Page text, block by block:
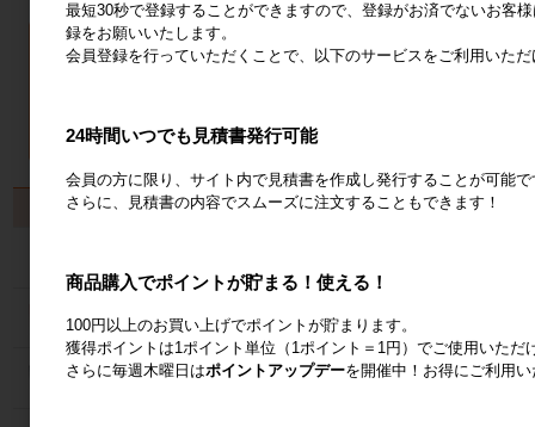
製品から探す
ネスティングラック
メッシュパレット
最短30秒で登録することができますので、登録がお済でないお客
録をお願いいたします。
会員登録を行っていただくことで、以下のサービスをご利用いた
24時間いつでも見積書発行可能
会員の方に限り、サイト内で見積書を作成し発行することが可能で
さらに、見積書の内容でスムーズに注文することもできます！
商品購入でポイントが貯まる！使える！
100円以上のお買い上げでポイントが貯まります。
獲得ポイントは1ポイント単位（1ポイント＝1円）でご使用いただ
さらに毎週木曜日はポイントアップデーを開催中！お得にご利用